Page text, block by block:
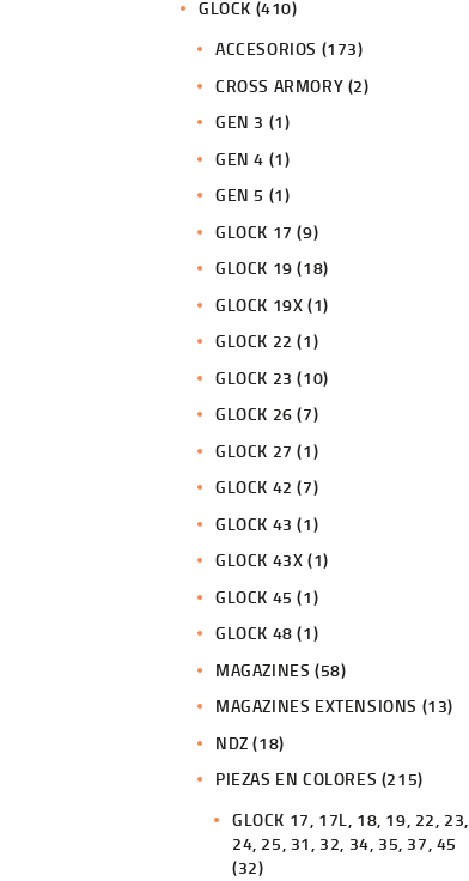
GLOCK (410)
ACCESORIOS (173)
CROSS ARMORY (2)
GEN 3 (1)
GEN 4 (1)
GEN 5 (1)
GLOCK 17 (9)
GLOCK 19 (18)
GLOCK 19X (1)
GLOCK 22 (1)
GLOCK 23 (10)
GLOCK 26 (7)
GLOCK 27 (1)
GLOCK 42 (7)
GLOCK 43 (1)
GLOCK 43X (1)
GLOCK 45 (1)
GLOCK 48 (1)
MAGAZINES (58)
MAGAZINES EXTENSIONS (13)
NDZ (18)
PIEZAS EN COLORES (215)
GLOCK 17, 17L, 18, 19, 22, 23,
24, 25, 31, 32, 34, 35, 37, 45
(32)